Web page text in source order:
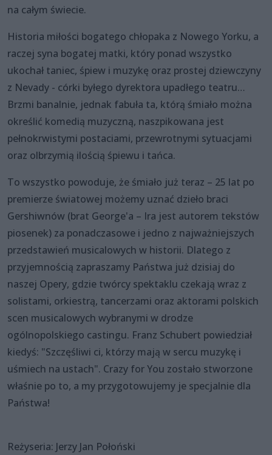
na całym świecie.
Historia miłości bogatego chłopaka z Nowego Yorku, a
raczej syna bogatej matki, który ponad wszystko
ukochał taniec, śpiew i muzykę oraz prostej dziewczyny
z Nevady - córki byłego dyrektora upadłego teatru…
Brzmi banalnie, jednak fabuła ta, którą śmiało można
określić komedią muzyczną, naszpikowana jest
pełnokrwistymi postaciami, przewrotnymi sytuacjami
oraz olbrzymią ilością śpiewu i tańca.
To wszystko powoduje, że śmiało już teraz – 25 lat po
premierze światowej możemy uznać dzieło braci
Gershiwnów (brat George'a – Ira jest autorem tekstów
piosenek) za ponadczasowe i jedno z najważniejszych
przedstawień musicalowych w historii. Dlatego z
przyjemnością zapraszamy Państwa już dzisiaj do
naszej Opery, gdzie twórcy spektaklu czekają wraz z
solistami, orkiestrą, tancerzami oraz aktorami polskich
scen musicalowych wybranymi w drodze
ogólnopolskiego castingu. Franz Schubert powiedział
kiedyś: "Szczęśliwi ci, którzy mają w sercu muzykę i
uśmiech na ustach". Crazy for You zostało stworzone
właśnie po to, a my przygotowujemy je specjalnie dla
Państwa!
Reżyseria: Jerzy Jan Połoński